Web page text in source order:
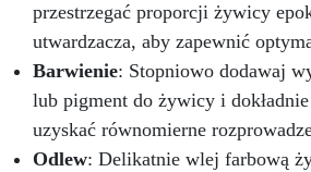
przestrzegać proporcji żywicy
utwardzacza, aby zapewnić
Barwienie: Stopniowo dodawaj
lub pigment do żywicy i
uzyskać równomierne
Odlew: Delikatnie wlej farbową